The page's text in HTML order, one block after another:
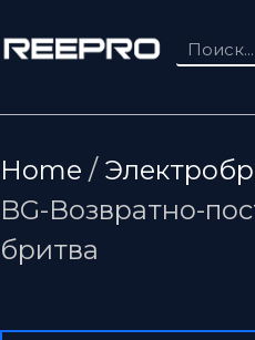
Home /
BG-Возвратно-
бритва